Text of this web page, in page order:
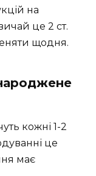
на
це 2 ст.
щодня.
кожні 1-2
це
має